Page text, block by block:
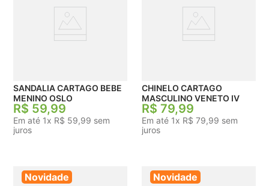
SANDALIA CARTAGO BEBE
MENINO OSLO
R$ 59,99
Em até 1x R$ 59,99 sem
juros
CHINELO CARTAGO
MASCULINO VENETO IV
R$ 79,99
Em até 1x R$ 79,99 sem
juros
Novidade Novidade